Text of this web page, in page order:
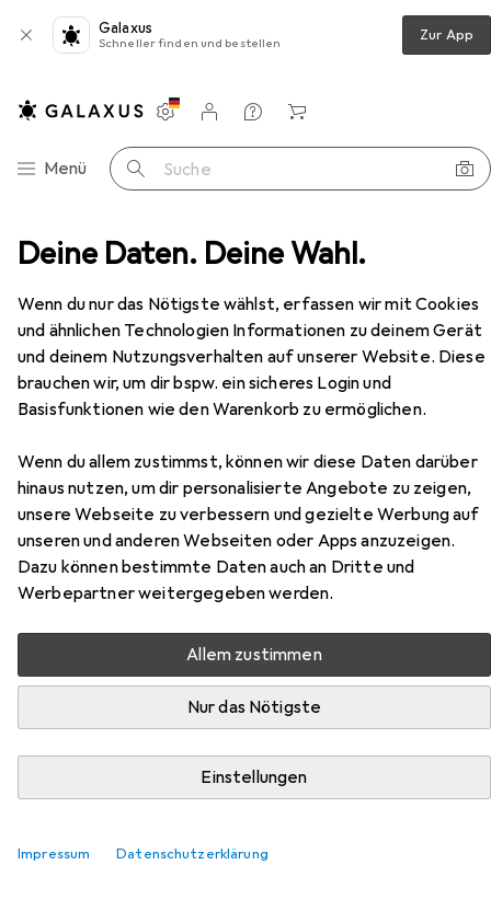
Deine Daten. Deine Wahl.
Wenn du nur das Nötigste wählst, erfassen wir mit Cookies
und ähnlichen Technologien Informationen zu deinem Gerät
und deinem Nutzungsverhalten auf unserer Website. Diese
brauchen wir, um dir bspw. ein sicheres Login und
Basisfunktionen wie den Warenkorb zu ermöglichen.
Wenn du allem zustimmst, können wir diese Daten darüber
hinaus nutzen, um dir personalisierte Angebote zu zeigen,
unsere Webseite zu verbessern und gezielte Werbung auf
unseren und anderen Webseiten oder Apps anzuzeigen.
Dazu können bestimmte Daten auch an Dritte und
Werbepartner weitergegeben werden.
Allem zustimmen
Nur das Nötigste
Einstellungen
Impressum Datenschutzerklärung
Galaxus
Schneller finden und bestellen Zur App
Navigation nach Kategorien
Menü Suche
Einstellungen
Kundenkonto
Vergleichslisten
Merklisten
Warenkorb
Foto + Video Kamera Nikon Z5 Kit
NikonZ5 Kit
24 - 50 mm, 24.30 Mpx, Vollformat
Zubehör für Nikon Z5 Kit
Hier findest du passendes Zubehör zum Produkt Nikon Z5
Kit aus den Kategorien Kamera Stromversorgung,
Kamerareinigung und Stativ.
Beliebt Kamera Stromversorgung
Relevanz
NikonBatterie EN-EL15c